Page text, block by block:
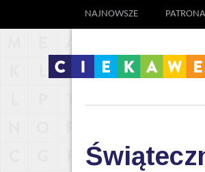
NAJNOWSZE